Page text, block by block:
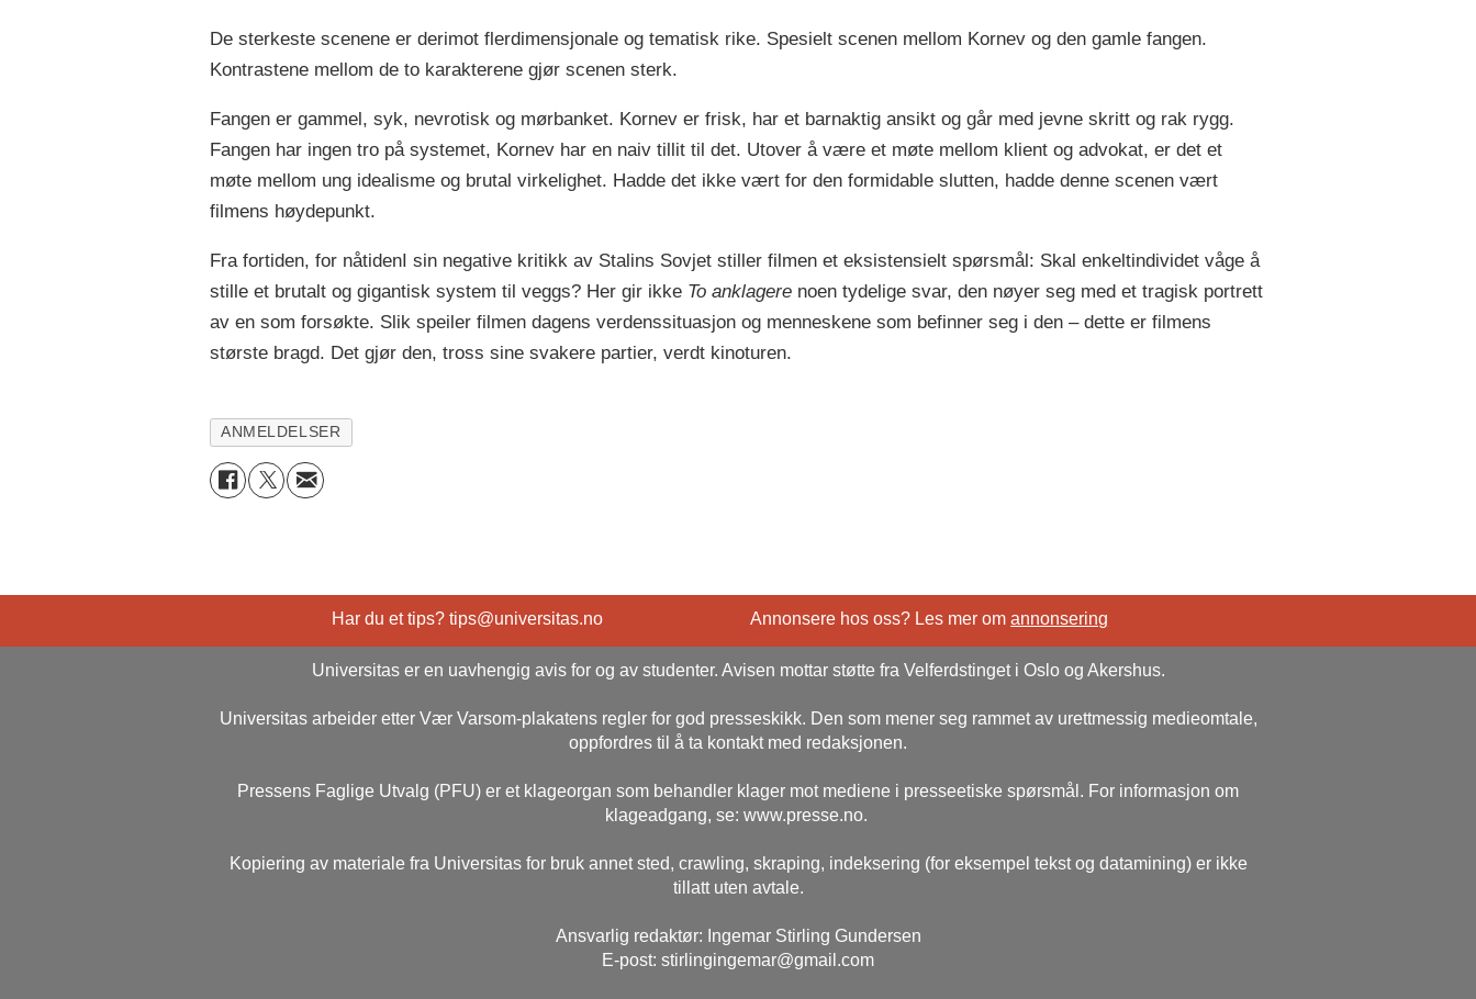
De sterkeste scenene er derimot flerdimensjonale og tematisk rike. Spesielt scenen mellom Kornev og den gamle fangen.
Kontrastene mellom de to karakterene gjør scenen sterk.
Fangen er gammel, syk, nevrotisk og mørbanket. Kornev er frisk, har et barnaktig ansikt og går med jevne skritt og rak rygg.
Fangen har ingen tro på systemet, Kornev har en naiv tillit til det. Utover å være et møte mellom klient og advokat, er det et
møte mellom ung idealisme og brutal virkelighet. Hadde det ikke vært for den formidable slutten, hadde denne scenen vært
filmens høydepunkt.
Fra fortiden, for nåtidenI sin negative kritikk av Stalins Sovjet stiller filmen et eksistensielt spørsmål: Skal enkeltindividet våge å
stille et brutalt og gigantisk system til veggs? Her gir ikke To anklagere noen tydelige svar, den nøyer seg med et tragisk portrett
av en som forsøkte. Slik speiler filmen dagens verdenssituasjon og menneskene som befinner seg i den – dette er filmens
største bragd. Det gjør den, tross sine svakere partier, verdt kinoturen.
ANMELDELSER
Har du et tips? tips@universitas.no Annonsere hos oss? Les mer omannonsering
Universitas er en uavhengig avis for og av studenter. Avisen mottar støtte fra Velferdstinget i Oslo og Akershus.
Universitas arbeider etter Vær Varsom-plakatens regler for god presseskikk. Den som mener seg rammet av urettmessig medieomtale,
oppfordres til å ta kontakt med redaksjonen.
Pressens Faglige Utvalg (PFU) er et klageorgan som behandler klager mot mediene i presseetiske spørsmål. For informasjon om
klageadgang, se: www.presse.no.
Kopiering av materiale fra Universitas for bruk annet sted, crawling, skraping, indeksering (for eksempel tekst og datamining) er ikke
tillatt uten avtale.
Ansvarlig redaktør: Ingemar Stirling Gundersen
E-post: stirlingingemar@gmail.com